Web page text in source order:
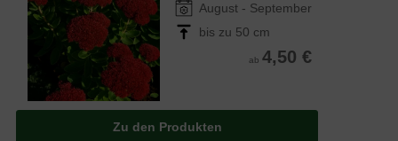
August - September
bis zu 50 cm
ab 4,50 €
Zu den Produkten